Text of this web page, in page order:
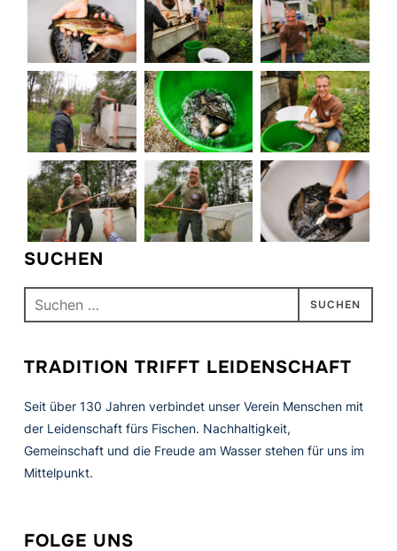
SUCHEN
Suchen
nach:
TRADITION TRIFFT LEIDENSCHAFT
Seit über 130 Jahren verbindet unser Verein Menschen mit
der Leidenschaft fürs Fischen. Nachhaltigkeit,
Gemeinschaft und die Freude am Wasser stehen für uns im
Mittelpunkt.
FOLGE UNS